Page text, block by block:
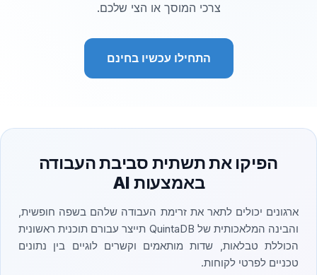
צרכי המוסך או הצי שלכם.
התחילו עכשיו בחינם
הפיקו את תשתית סביבת העבודה
באמצעות AI
ארגונים יכולים לתאר את זרימת העבודה שלהם בשפה חופשית,
והבינה המלאכותית של QuintaDB תייצר עבורם תוכנית ראשונית
הכוללת טבלאות, שדות מותאמים וקשרים לוגיים בין נתונים
טכניים לפרטי לקוחות.